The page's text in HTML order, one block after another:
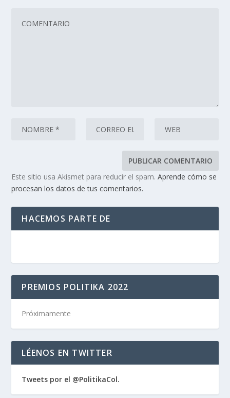
Este sitio usa Akismet para reducir el spam.Aprende cómo se
procesan los datos de tus comentarios.
HACEMOS PARTE DE
PREMIOS POLITIKA 2022
Próximamente
LÉENOS EN TWITTER
Tweets por el @PolitikaCol.